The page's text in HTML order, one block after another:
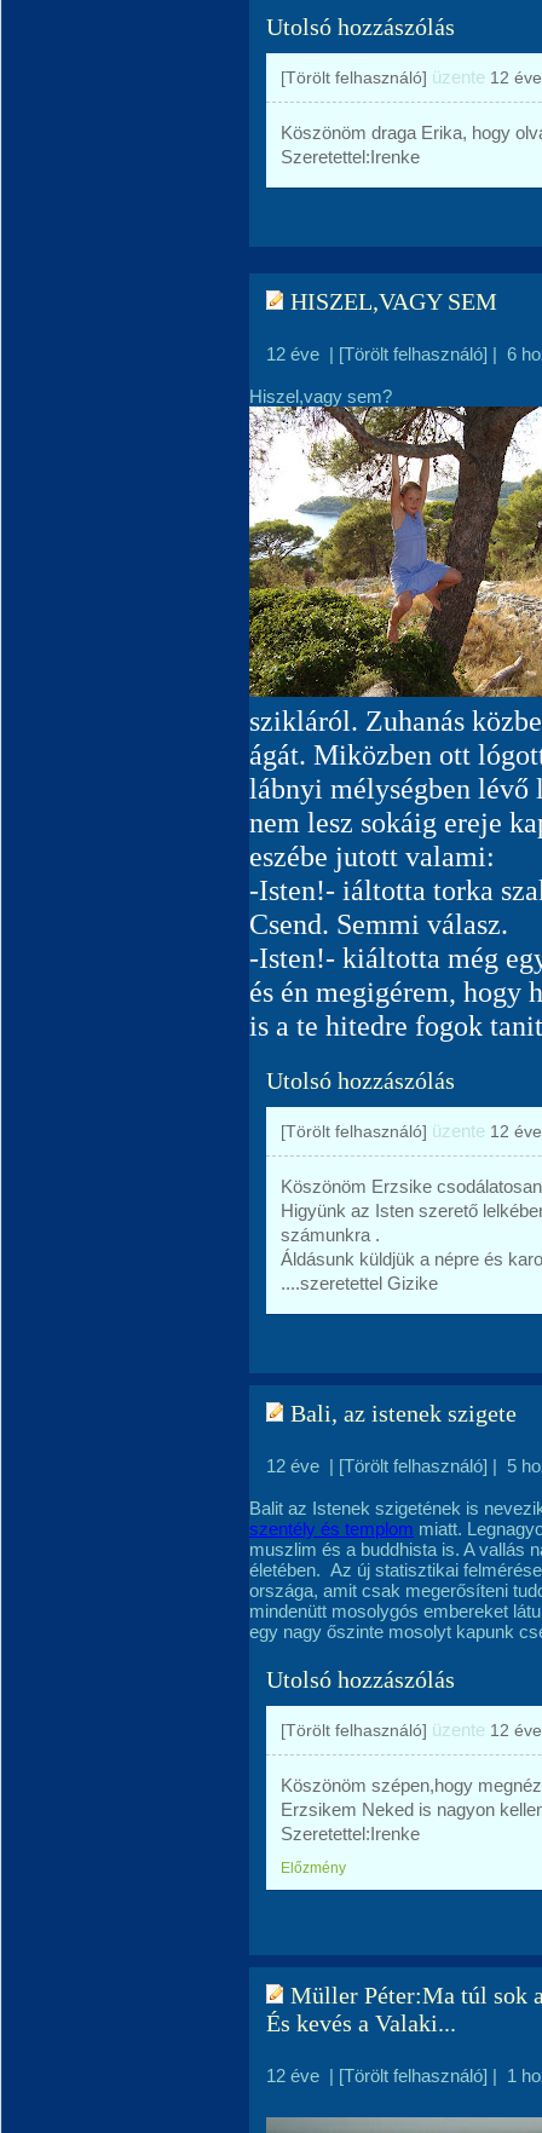
Utolsó hozzászólás
[Törölt felhasználó] üzente 12 éve
Köszönöm draga Erika, hogy
Szeretettel:Irenke
HISZEL,VAGY SEM
12 éve | [Törölt felhasználó] | 6
Hiszel,vagy sem?
szikláról. Zuhanás
ágát. Miközben ott
lábnyi mélységben
nem lesz sokáig ereje
eszébe jutott valami:
-Isten!- iáltotta torka
Csend. Semmi válasz.
-Isten!- kiáltotta még
és én megigérem, hogy
is a te hitedre fogok
Utolsó hozzászólás
[Törölt felhasználó] üzente 12 éve
Köszönöm Erzsike
Higyünk az Isten szerető
számunkra .
Áldásunk küldjük a népre és
....szeretettel Gizike
Bali, az istenek szigete
12 éve | [Törölt felhasználó] | 5
Balit az Istenek szigetének is
szentély és templom miatt.
muszlim és a buddhista is. A vallás
életében. Az új statisztikai
országa, amit csak megerősíteni
mindenütt mosolygós embereket
egy nagy őszinte mosolyt kapunk
Utolsó hozzászólás
[Törölt felhasználó] üzente 12 éve
Köszönöm szépen,hogy
Erzsikem Neked is nagyon
Szeretettel:Irenke
Előzmény
Müller Péter:Ma túl sok
És kevés a Valaki...
12 éve | [Törölt felhasználó] | 1